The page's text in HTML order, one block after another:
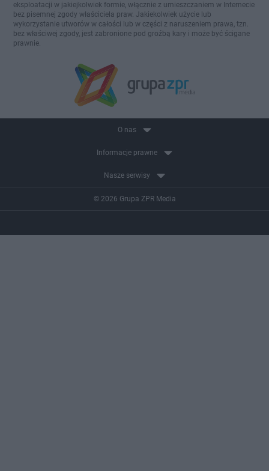
eksploatacji w jakiejkolwiek formie, włącznie z umieszczaniem w Internecie
bez pisemnej zgody właściciela praw. Jakiekolwiek użycie lub
wykorzystanie utworów w całości lub w części z naruszeniem prawa, tzn.
bez właściwej zgody, jest zabronione pod groźbą kary i może być ścigane
prawnie.
O nas
Informacje prawne
Nasze serwisy
© 2026 Grupa ZPR Media